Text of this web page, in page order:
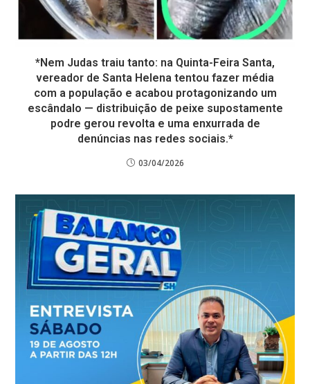
*Nem Judas traiu tanto: na Quinta-Feira Santa,
vereador de Santa Helena tentou fazer média
com a população e acabou protagonizando um
escândalo — distribuição de peixe supostamente
podre gerou revolta e uma enxurrada de
denúncias nas redes sociais.*
03/04/2026